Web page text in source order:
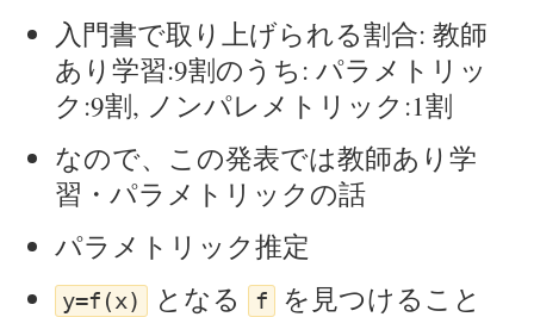
入門書で取り上げられる割合: 教師
あり学習:9割のうち: パラメトリッ
ク:9割, ノンパレメトリック:1割
なので、この発表では教師あり学
習・パラメトリックの話
パラメトリック推定
y=f(x) となる f
を見つけること